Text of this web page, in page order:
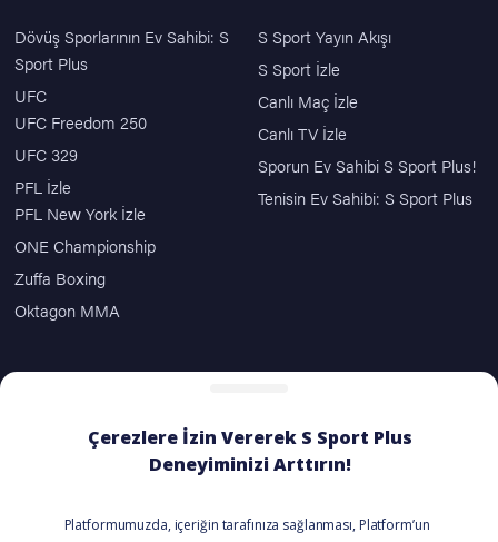
Dövüş Sporlarının Ev Sahibi: S
Sport Plus
UFC
UFC Freedom 250
UFC 329
PFL İzle
PFL New York İzle
ONE Championship
Zuffa Boxing
Oktagon MMA
S Sport Yayın Akışı
S Sport İzle
Canlı Maç İzle
Canlı TV İzle
Sporun Ev Sahibi S Sport Plus!
Tenisin Ev Sahibi: S Sport Plus